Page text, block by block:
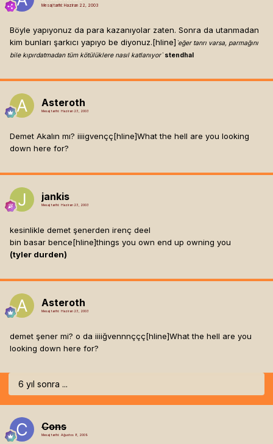
Mesaj tarihi: Haziran 22, 2003
Böyle yapıyonuz da para kazanıyolar zaten. Sonra da utanmadan
kim bunları şarkıcı yapıyo be diyonuz.[hline] `eğer tanrı varsa, parmağını
bile kıpırdatmadan tüm kötülüklere nasıl katlanıyor` stendhal
Asteroth
Mesaj tarihi: Haziran 23, 2003
Demet Akalın mı? iiiigvençç[hline]What the hell are you looking
down here for?
jankis
Mesaj tarihi: Haziran 23, 2003
kesinlikle demet şenerden irenç deel
bin basar bence[hline]things you own end up owning you
(tyler durden)
Asteroth
Mesaj tarihi: Haziran 23, 2003
demet şener mi? o da iiiiğvennnççç[hline]What the hell are you
looking down here for?
6 yıl sonra ...
Cons
Mesaj tarihi: Ağustos 8, 2009